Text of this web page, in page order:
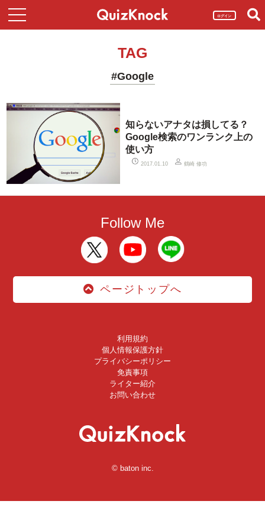
ログイン
TAG
#Google
知らないアナタは損してる？
Google検索のワンランク上の
使い方
2017.01.10 鶴崎 修功
Follow Me
ページトップへ
利用規約
個人情報保護方針
プライバシーポリシー
免責事項
ライター紹介
お問い合わせ
© baton inc.